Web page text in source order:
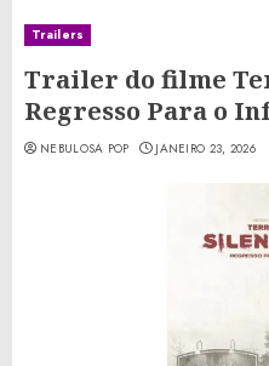
Trailers
Trailer do filme
Regresso Para o
NEBULOSA POP JANEIRO 23, 2026